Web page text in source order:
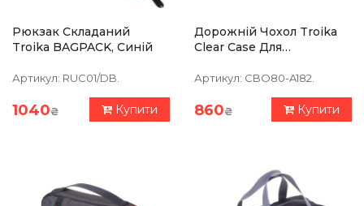
Рюкзак Складаний
Troika BAGPACK, Синій
Артикул: RUC01/DB.
1040₴ Купити
Дорожній Чохол Troika
Clear Case Для
Артикул: CBO80-A182.
860₴ Купити